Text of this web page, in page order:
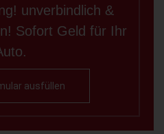
unverbindlich &
Sofort Geld für Ihr
ausfüllen